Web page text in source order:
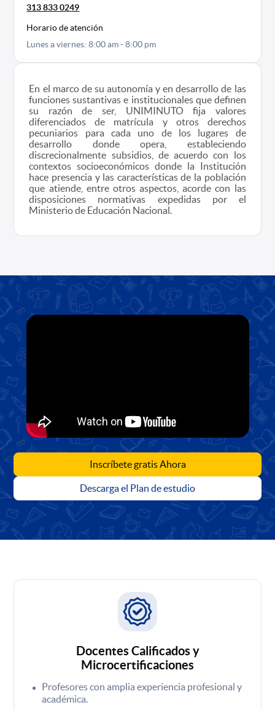
313 833 0249
Horario de atención
Lunes a viernes: 8:00 am - 8:00 pm
En el marco de su autonomía y en desarrollo de las
funciones sustantivas e institucionales que definen
su razón de ser, UNIMINUTO fija valores
diferenciados de matrícula y otros derechos
pecuniarios para cada uno de los lugares de
desarrollo donde opera, estableciendo
discrecionalmente subsidios, de acuerdo con los
contextos socioeconómicos donde la Institución
hace presencia y las características de la población
que atiende, entre otros aspectos, acorde con las
disposiciones normativas expedidas por el
Ministerio de Educación Nacional.
Inscríbete gratis Ahora
Descarga el Plan de estudio
Docentes Calificados y
Microcertificaciones
Profesores con amplia experiencia profesional y
académica.